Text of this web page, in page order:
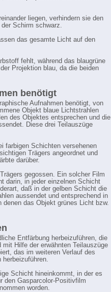
liegen, verhindern sie den
Schirm schwarz.
das gesamte Licht auf den
fehlt, während das blaugrüne
Projektion blau, da die beiden
benötigt
Aufnahmen benötigt, von
Objekt blaue Lichtstrahlen
des Objektes entsprechen und die
Diese drei Teilauszüge
farbigen Schichten versehenen
Trägers angeordnet und
darüber.
gegossen. Ein solcher Film
darin, in jeder einzelnen Schicht
daß in der gelben Schicht die
aussendet und entsprechend in
denen das Objekt grünes Licht bzw.
Entfärbung herbeizuführen, die
Hilfe der erwähnten Teilauszüge
das im weiteren Verlauf des
Schicht hineinkommt, in der es
den Gasparcolor-Positivfilm
worden.